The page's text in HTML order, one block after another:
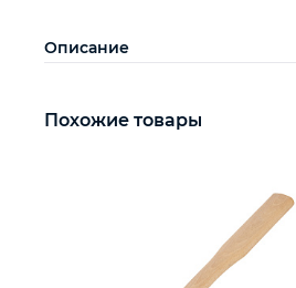
Описание
Похожие товары